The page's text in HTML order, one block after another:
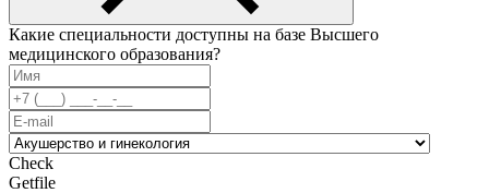
Какие специальности доступны на базе Высшего
медицинского образования?
Check
Getfile